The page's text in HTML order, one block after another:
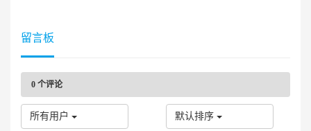
留言板
0 个评论
所有用户 默认排序